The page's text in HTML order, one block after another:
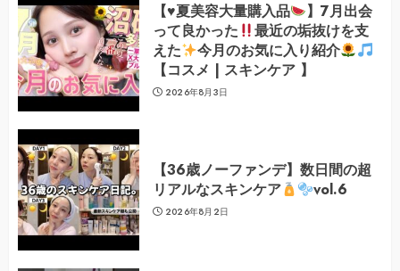
【♥️夏美容大量購入品
】7月出会
って良かった
最近の垢抜けを支
えた
今月のお気に入り紹介
【コスメ | スキンケア 】
2026年8月3日
【36歳ノーファンデ】数日間の超
リアルなスキンケア
vol.6
2026年8月2日